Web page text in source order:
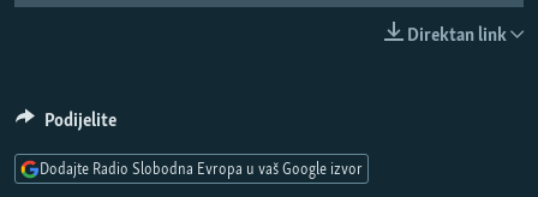
SPECIJALI RSE
VIŠE OD NASLOVA
PRATITE NAS
Direktan link
Podijelite
Dodajte Radio Slobodna Evropa u vaš Google izvor